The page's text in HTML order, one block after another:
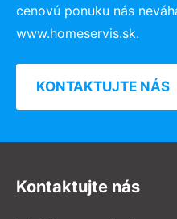
cenovú ponuku nás
www.homeservis.sk.
KONTAKTUJTE NÁS
Kontaktujte nás